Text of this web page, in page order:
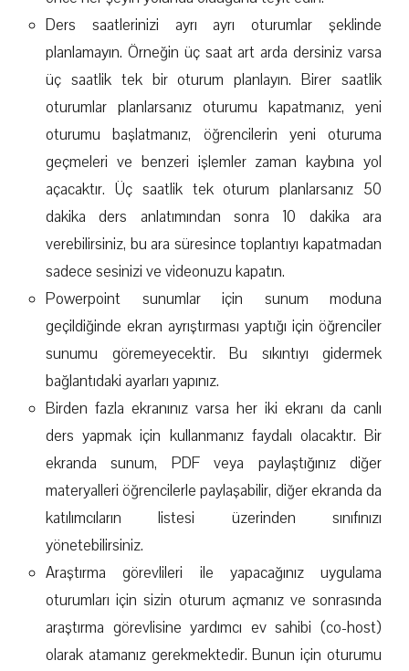
Ders saatlerinizi ayrı ayrı oturumlar şeklinde
planlamayın. Örneğin üç saat art arda dersiniz varsa
üç saatlik tek bir oturum planlayın. Birer saatlik
oturumlar planlarsanız oturumu kapatmanız, yeni
oturumu başlatmanız, öğrencilerin yeni oturuma
geçmeleri ve benzeri işlemler zaman kaybına yol
açacaktır. Üç saatlik tek oturum planlarsanız 50
dakika ders anlatımından sonra 10 dakika ara
verebilirsiniz, bu ara süresince toplantıyı kapatmadan
sadece sesinizi ve videonuzu kapatın.
Powerpoint sunumlar için sunum moduna
geçildiğinde ekran ayrıştırması yaptığı için öğrenciler
sunumu göremeyecektir. Bu sıkıntıyı gidermek
bağlantıdaki ayarları yapınız.
Birden fazla ekranınız varsa her iki ekranı da canlı
ders yapmak için kullanmanız faydalı olacaktır. Bir
ekranda sunum, PDF veya paylaştığınız diğer
materyalleri öğrencilerle paylaşabilir, diğer ekranda da
katılımcıların listesi üzerinden sınıfınızı
yönetebilirsiniz.
Araştırma görevlileri ile yapacağınız uygulama
oturumları için sizin oturum açmanız ve sonrasında
araştırma görevlisine yardımcı ev sahibi (co-host)
olarak atamanız gerekmektedir. Bunun için oturumu